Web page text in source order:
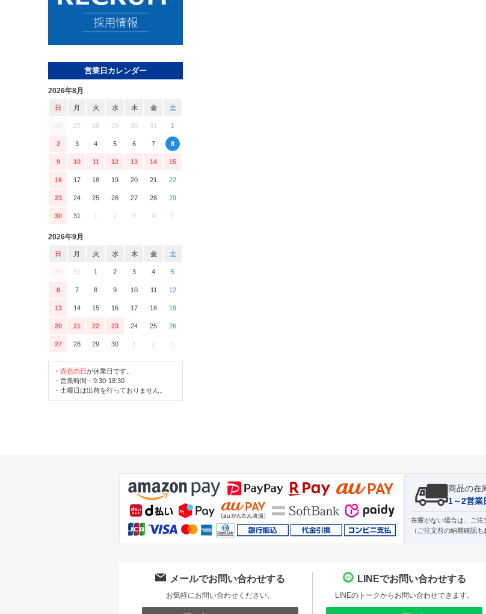
営業日カレンダー
2026年8月
日 月 火 水 木 金 土
26 27 28 29 30 31 1
2 3 4 5 6 7 8
9 10 11 12 13 14 15
16 17 18 19 20 21 22
23 24 25 26 27 28 29
30 31 1 2 3 4 5
2026年9月
日 月 火 水 木 金 土
30 31 1 2 3 4 5
6 7 8 9 10 11 12
13 14 15 16 17 18 19
20 21 22 23 24 25 26
27 28 29 30 1 2 3
・ 赤色の日が休業日です。
・営業時間：9:30-18:30
・土曜日は出荷を行っておりません。
商品の在
1～2営業
在庫がない場合は、ご注
（ご注文前の納期確認
メールでお問い合わせする
お気軽にお問い合わせください。
LINEでお問い合わせする
LINEのトークからお問い合わせできます。